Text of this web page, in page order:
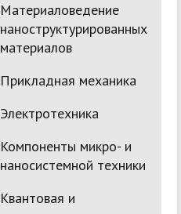
Материаловедение
наноструктурированных
материалов
Прикладная механика
Электротехника
Компоненты микро- и
наносистемной техники
Квантовая и